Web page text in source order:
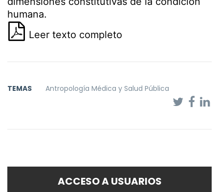
humana.
Leer texto completo
TEMAS Antropología Médica y Salud Pública
ACCESO A USUARIOS